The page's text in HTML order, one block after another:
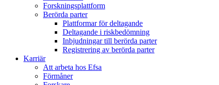
Forskningsplattform
Berörda parter
Plattformar för deltagande
Deltagande i riskbedömning
Inbjudningar till berörda parter
Registrering av berörda parter
Karriär
Att arbeta hos Efsa
Förmåner